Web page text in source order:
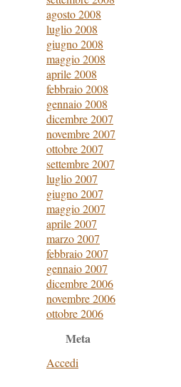
agosto 2008
luglio 2008
giugno 2008
maggio 2008
aprile 2008
febbraio 2008
gennaio 2008
dicembre 2007
novembre 2007
ottobre 2007
settembre 2007
luglio 2007
giugno 2007
maggio 2007
aprile 2007
marzo 2007
febbraio 2007
gennaio 2007
dicembre 2006
novembre 2006
ottobre 2006
Meta
Accedi